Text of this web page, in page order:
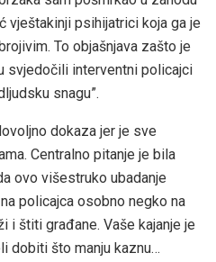
vještakinji psihijatrici koja ga je
To objašnjava zašto je
svjedočili interventni policajci
snagu”.
dokaza jer je sve
Centralno pitanje je bila
ovo višestruko ubadanje
policajca osobno negko na
i štiti građane. Vaše kajanje je
dobiti što manju kaznu…